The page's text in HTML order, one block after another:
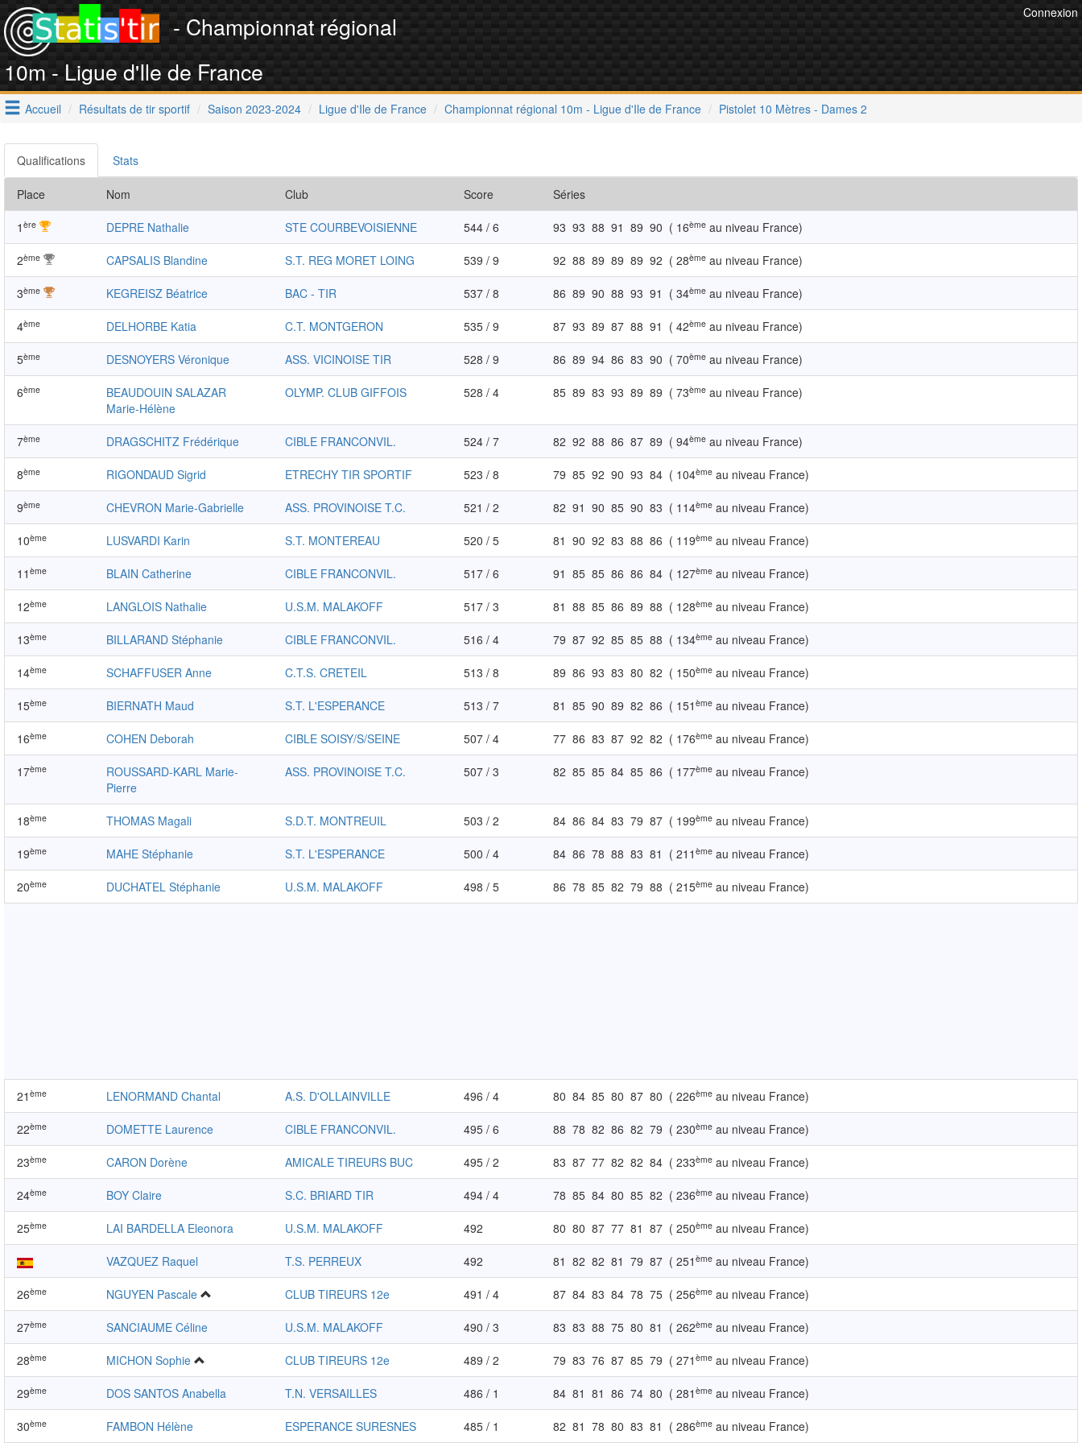
Connexion
- Championnat régional
10m - Ligue d'Ile de France
Accueil Résultats de tir sportif Saison 2023-2024 Ligue d'Ile de France Championnat régional 10m - Ligue d'Ile de France Pistolet 10 Mètres - Dames 2
Qualifications Stats
Place Nom Club Score Séries
1 ère DEPRE Nathalie STE COURBEVOISIENNE 544 / 6 93 93 88 91 89 90 ( 16ème au niveau France)
2ème CAPSALIS Blandine S.T. REG MORET LOING 539 / 9 92 88 89 89 89 92 ( 28ème au niveau France)
3ème KEGREISZ Béatrice BAC - TIR 537 / 8 86 89 90 88 93 91 ( 34ème au niveau France)
4ème DELHORBE Katia C.T. MONTGERON 535 / 9 87 93 89 87 88 91 ( 42ème au niveau France)
5ème DESNOYERS Véronique ASS. VICINOISE TIR 528 / 9 86 89 94 86 83 90 ( 70ème au niveau France)
6ème
BEAUDOUIN SALAZAR
Marie-Hélène
OLYMP. CLUB GIFFOIS 528 / 4 85 89 83 93 89 89 ( 73ème au niveau France)
7ème DRAGSCHITZ Frédérique CIBLE FRANCONVIL. 524 / 7 82 92 88 86 87 89 ( 94ème au niveau France)
8ème RIGONDAUD Sigrid ETRECHY TIR SPORTIF 523 / 8 79 85 92 90 93 84 ( 104ème au niveau France)
9ème CHEVRON Marie-Gabrielle ASS. PROVINOISE T.C. 521 / 2 82 91 90 85 90 83 ( 114ème au niveau France)
10ème LUSVARDI Karin S.T. MONTEREAU 520 / 5 81 90 92 83 88 86 ( 119ème au niveau France)
11 ème BLAIN Catherine CIBLE FRANCONVIL. 517 / 6 91 85 85 86 86 84 ( 127ème au niveau France)
12ème LANGLOIS Nathalie U.S.M. MALAKOFF 517 / 3 81 88 85 86 89 88 ( 128ème au niveau France)
13ème BILLARAND Stéphanie CIBLE FRANCONVIL. 516 / 4 79 87 92 85 85 88 ( 134ème au niveau France)
14ème SCHAFFUSER Anne C.T.S. CRETEIL 513 / 8 89 86 93 83 80 82 ( 150ème au niveau France)
15ème BIERNATH Maud S.T. L'ESPERANCE 513 / 7 81 85 90 89 82 86 ( 151 ème au niveau France)
16ème COHEN Deborah CIBLE SOISY/S/SEINE 507 / 4 77 86 83 87 92 82 ( 176ème au niveau France)
17ème
ROUSSARD-KARL Marie-
Pierre
ASS. PROVINOISE T.C. 507 / 3 82 85 85 84 85 86 ( 177ème au niveau France)
18ème THOMAS Magali S.D.T. MONTREUIL 503 / 2 84 86 84 83 79 87 ( 199ème au niveau France)
19ème MAHE Stéphanie S.T. L'ESPERANCE 500 / 4 84 86 78 88 83 81 ( 211 ème au niveau France)
20ème DUCHATEL Stéphanie U.S.M. MALAKOFF 498 / 5 86 78 85 82 79 88 ( 215ème au niveau France)
21 ème LENORMAND Chantal A.S. D'OLLAINVILLE 496 / 4 80 84 85 80 87 80 ( 226ème au niveau France)
22ème DOMETTE Laurence CIBLE FRANCONVIL. 495 / 6 88 78 82 86 82 79 ( 230ème au niveau France)
23ème CARON Dorène AMICALE TIREURS BUC 495 / 2 83 87 77 82 82 84 ( 233ème au niveau France)
24ème BOY Claire S.C. BRIARD TIR 494 / 4 78 85 84 80 85 82 ( 236ème au niveau France)
25ème LAI BARDELLA Eleonora U.S.M. MALAKOFF 492 80 80 87 77 81 87 ( 250ème au niveau France)
VAZQUEZ Raquel T.S. PERREUX 492 81 82 82 81 79 87 ( 251 ème au niveau France)
26ème NGUYEN Pascale CLUB TIREURS 12e 491 / 4 87 84 83 84 78 75 ( 256ème au niveau France)
27ème SANCIAUME Céline U.S.M. MALAKOFF 490 / 3 83 83 88 75 80 81 ( 262ème au niveau France)
28ème MICHON Sophie CLUB TIREURS 12e 489 / 2 79 83 76 87 85 79 ( 271 ème au niveau France)
29ème DOS SANTOS Anabella T.N. VERSAILLES 486 / 1 84 81 81 86 74 80 ( 281 ème au niveau France)
30ème FAMBON Hélène ESPERANCE SURESNES 485 / 1 82 81 78 80 83 81 ( 286ème au niveau France)